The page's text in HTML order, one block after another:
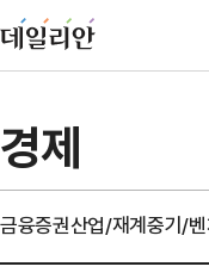
경제
금융증권산업/재계중기/